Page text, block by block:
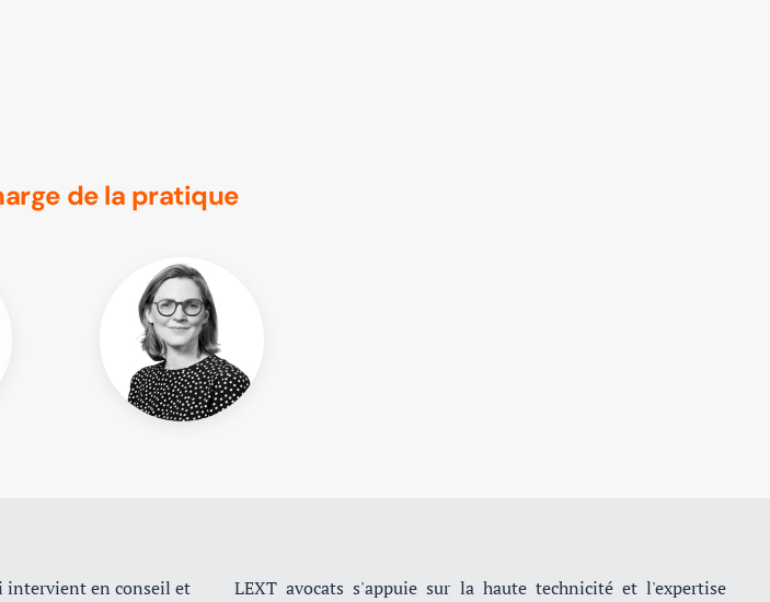
de la pratique
intervient en conseil et
LEXT avocats s'appuie sur la haute technicité et l'expertise